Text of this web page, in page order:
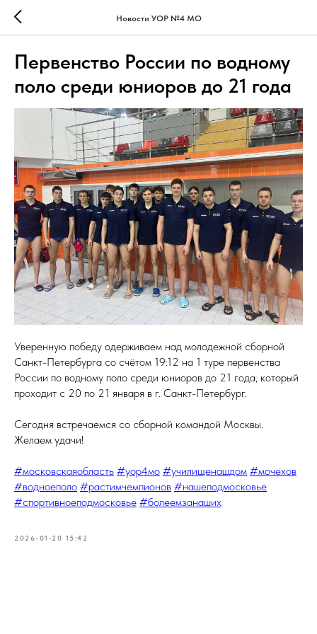
Новости УОР №4 МО
Первенство России по водному
поло среди юниоров до 21 года
Уверенную победу одерживаем над молодежной сборной
Санкт-Петербурга со счётом 19:12 на 1 туре первенства
России по водному поло среди юниоров до 21 года, который
проходит с 20 по 21 января в г. Санкт-Петербург.
Сегодня встречаемся со сборной командой Москвы.
Желаем удачи!
#московскаяобласть #уор4мо #училищенашдом #мочехов
#водноеполо #растимчемпионов #нашеподмосковье
#спортивноеподмосковье #болеемзанаших
2026-01-20 15:42